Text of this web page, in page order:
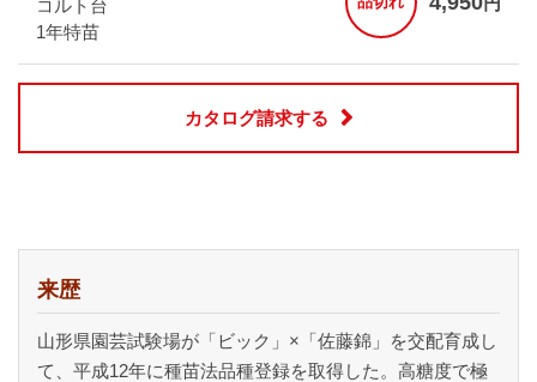
コルト台
1年特苗
カタログ請求する
来歴
山形県園芸試験場が「ビック」×「佐藤錦」を交配育成し
て、平成12年に種苗法品種登録を取得した。高糖度で極